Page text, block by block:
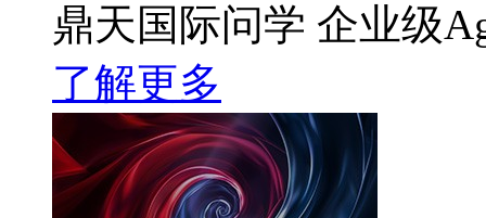
鼎天国际问学 企业级
了解更多